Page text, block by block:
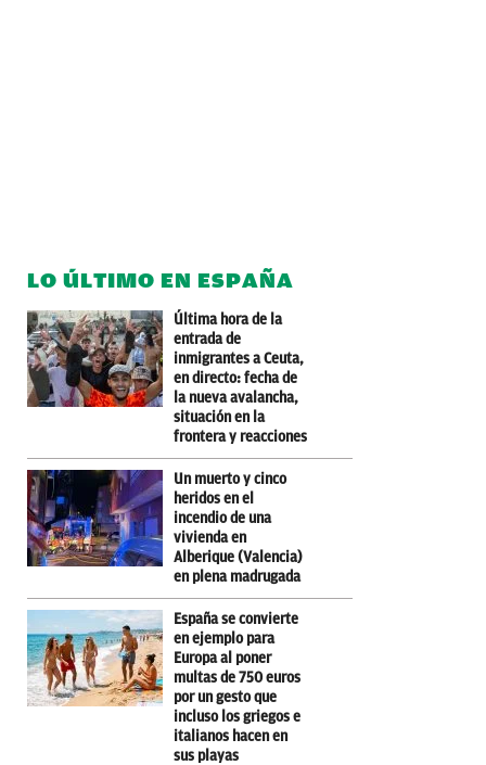
LO ÚLTIMO EN ESPAÑA
Última hora de la
entrada de
inmigrantes a Ceuta,
en directo: fecha de
la nueva avalancha,
situación en la
frontera y reacciones
Un muerto y cinco
heridos en el
incendio de una
vivienda en
Alberique (Valencia)
en plena madrugada
España se convierte
en ejemplo para
Europa al poner
multas de 750 euros
por un gesto que
incluso los griegos e
italianos hacen en
sus playas